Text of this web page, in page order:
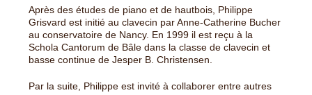
Après des études de piano et de hautbois, Philippe
Grisvard est initié au clavecin par Anne-Catherine Bucher
au conservatoire de Nancy. En 1999 il est reçu à la
Schola Cantorum de Bâle dans la classe de clavecin et
basse continue de Jesper B. Christensen.
Par la suite, Philippe est invité à collaborer entre autres